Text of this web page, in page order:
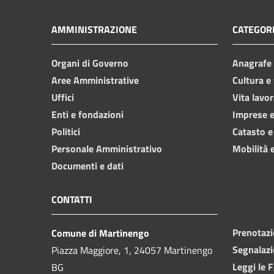
AMMINISTRAZIONE
Organi di Governo
Aree Amministrative
Uffici
Enti e fondazioni
Politici
Personale Amministrativo
Documenti e dati
Cultura
Vita
Imprese
Catasto
Mobilità
CONTATTI
Comune di Martinengo
Piazza Maggiore, 1, 24057 Martinengo
BG
Leggi le